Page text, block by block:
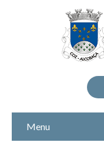
Menu